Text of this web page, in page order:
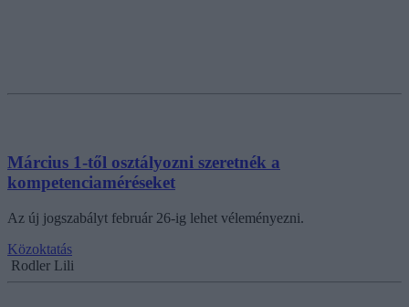
Március 1-től osztályozni szeretnék a
kompetenciaméréseket
Az új jogszabályt február 26-ig lehet véleményezni.
Közoktatás
Rodler Lili